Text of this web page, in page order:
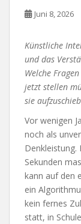
Juni 8, 2026
Künstliche
und das
Welche
jetzt stellen
sie
Vor wenigen
noch als
Denkleistung.
Sekunden
kann auf den
ein
kein fernes
statt, in